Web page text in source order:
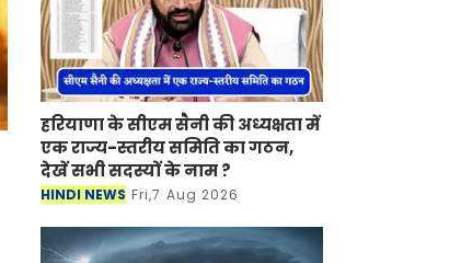
हरियाणा के सीएम सैनी की अध्यक्षता में
एक राज्य-स्तरीय समिति का गठन,
देखें सभी सदस्यों के नाम ?
HINDI NEWS Fri,7 Aug 2026